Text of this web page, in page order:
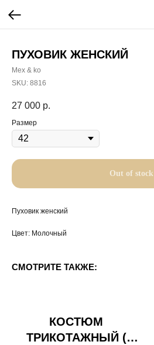
ПУХОВИК ЖЕНСКИЙ
Mex & ko
SKU: 8816
27 000 р.
Размер
Out of stock
Пуховик женский
Цвет: Молочный
СМОТРИТЕ ТАКЖЕ:
КОСТЮМ
ТРИКОТАЖНЫЙ (